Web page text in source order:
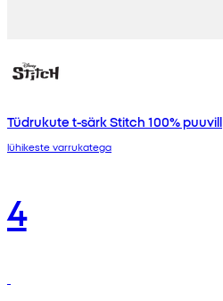
Tüdrukute t-särk Stitch 100% puuvill
lühikeste varrukatega
4